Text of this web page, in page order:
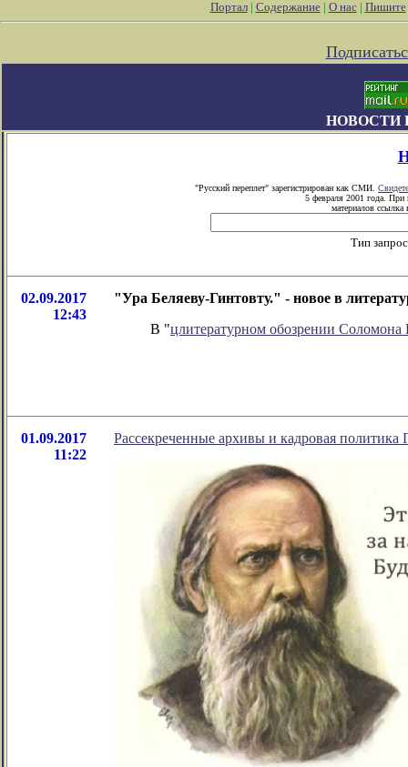
Портал| Содержание| О нас| Пишите
НОВОСТИ
"Русский переплет" зарегистрирован как СМИ.
5 февраля 2001 года. При
материалов ссылка
Тип
02.09.2017
12:43
"Ура Беляеву-Гинтовту." - новое в
В "цлитературном обозрении
01.09.2017
11:22
Рассекреченные архивы и кадровая политика